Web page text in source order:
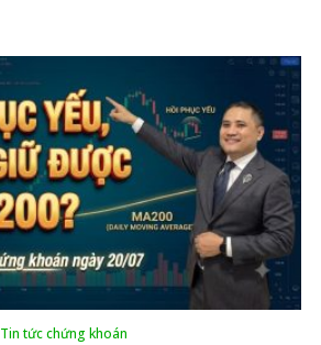
Tin tức chứng khoán